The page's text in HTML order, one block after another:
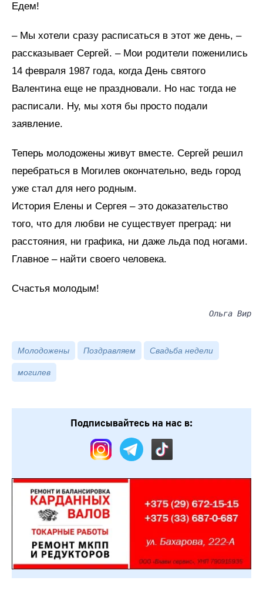
Едем!
– Мы хотели сразу расписаться в этот же день, –
рассказывает Сергей. – Мои родители поженились
14 февраля 1987 года, когда День святого
Валентина еще не праздновали. Но нас тогда не
расписали. Ну, мы хотя бы просто подали
заявление.
Теперь молодожены живут вместе. Сергей решил
перебраться в Могилев окончательно, ведь город
уже стал для него родным.
История Елены и Сергея – это доказательство
того, что для любви не существует преград: ни
расстояния, ни графика, ни даже льда под ногами.
Главное – найти своего человека.
Счастья молодым!
Ольга Вир
Молодожены Поздравляем Свадьба недели
могилев
Подписывайтесь на нас в: